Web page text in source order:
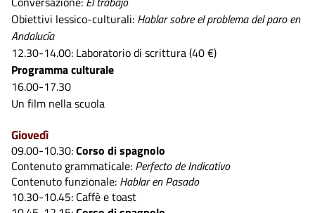
Obiettivi lessico-culturali: Hablar sobre el problema del paro en
Andalucía
12.30-14.00: Laboratorio di scrittura (40 €)
Programma culturale
16.00-17.30
Un film nella scuola
Giovedì
09.00-10.30:Corso di spagnolo
Contenuto grammaticale: Perfecto de Indicativo
Contenuto funzionale: Hablar en Pasado
10.30-10.45: Caffè e toast